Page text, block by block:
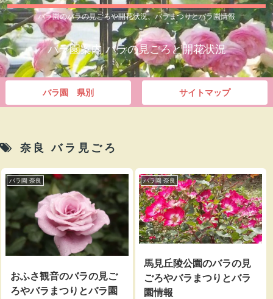
バラ園のバラの見ごろや開花状況、バラまつりとバラ園情報
バラ園案内 バラの見ごろと開花状況
バラ園 県別 サイトマップ
奈良 バラ見ごろ
バラ園 奈良
おふさ観音のバラの見ご
ろやバラまつりとバラ園
バラ園 奈良
馬見丘陵公園のバラの見
ごろやバラまつりとバラ
園情報